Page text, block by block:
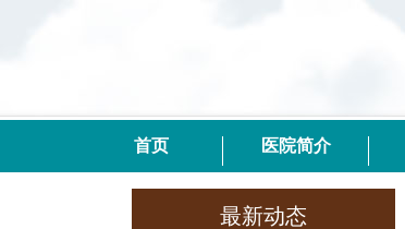
首页 医院简介
最新动态